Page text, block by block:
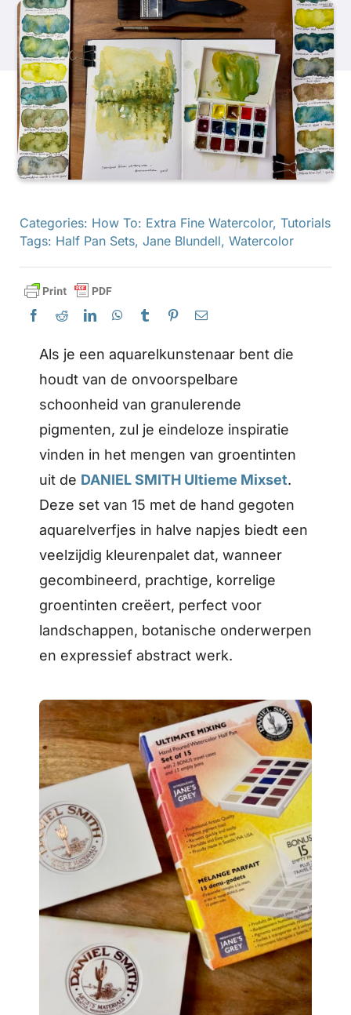
Producten
Evenementen
Blog
Vind een winkel
Neem contact met ons op
Abonneren
Categories: How To: Extra Fine Watercolor, Tutorials
Tags: Half Pan Sets, Jane Blundell, Watercolor
Als je een aquarelkunstenaar bent die
houdt van de onvoorspelbare
schoonheid van granulerende
pigmenten, zul je eindeloze inspiratie
vinden in het mengen van groentinten
uit de DANIEL SMITH Ultieme Mixset.
Deze set van 15 met de hand gegoten
aquarelverfjes in halve napjes biedt een
veelzijdig kleurenpalet dat, wanneer
gecombineerd, prachtige, korrelige
groentinten creëert, perfect voor
landschappen, botanische onderwerpen
en expressief abstract werk.